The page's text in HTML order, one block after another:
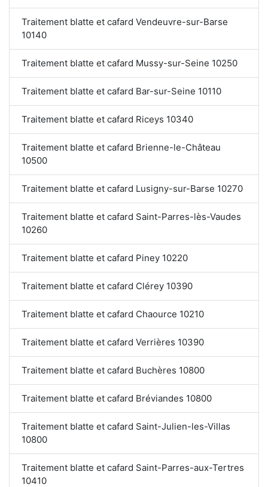
Traitement blatte et cafard Vendeuvre-sur-Barse
10140
Traitement blatte et cafard Mussy-sur-Seine 10250
Traitement blatte et cafard Bar-sur-Seine 10110
Traitement blatte et cafard Riceys 10340
Traitement blatte et cafard Brienne-le-Château
10500
Traitement blatte et cafard Lusigny-sur-Barse 10270
Traitement blatte et cafard Saint-Parres-lès-Vaudes
10260
Traitement blatte et cafard Piney 10220
Traitement blatte et cafard Clérey 10390
Traitement blatte et cafard Chaource 10210
Traitement blatte et cafard Verrières 10390
Traitement blatte et cafard Buchères 10800
Traitement blatte et cafard Bréviandes 10800
Traitement blatte et cafard Saint-Julien-les-Villas
10800
Traitement blatte et cafard Saint-Parres-aux-Tertres
10410